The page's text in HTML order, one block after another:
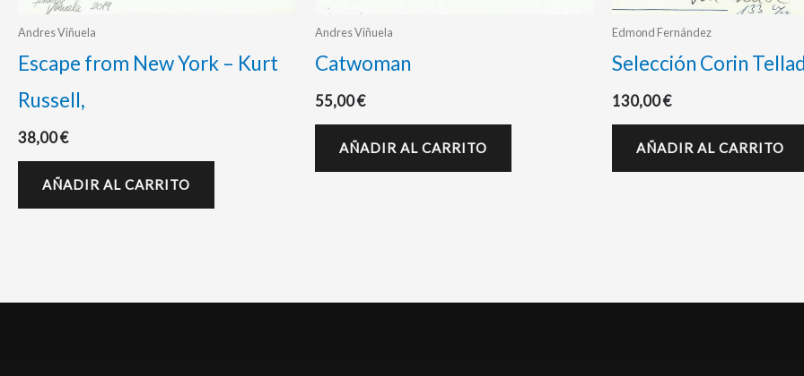
Andres Viñuela
Escape from New York – Kurt
Russell,
38,00€
AÑADIR AL CARRITO
Andres Viñuela
Catwoman
55,00€
AÑADIR AL CARRITO
Edmond Fernández
Selección Corin
130,00€
AÑADIR AL CARRITO